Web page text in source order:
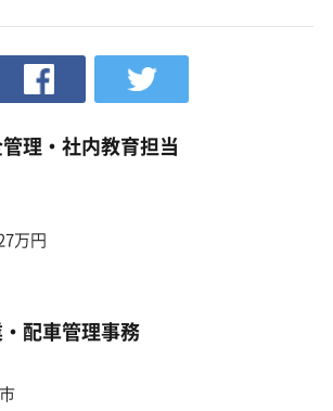
理・社内教育担当
万円
配車管理事務